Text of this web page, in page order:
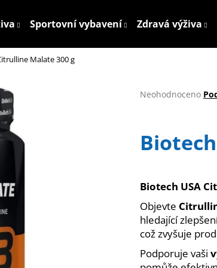
Sportovní vybavení Zdravá výživa
Malate 300 g
Průměrné
0,0
z
Neohodnoceno
Biotech USA
Objevte
hledající
což zvyšuje
Podporuje vaši
Co potřebujete najít?